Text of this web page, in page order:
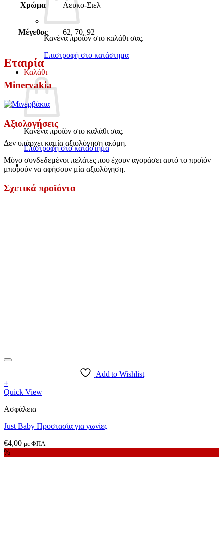
Κανένα προϊόν στο καλάθι σας.
Επιστροφή στο κατάστημα
Καλάθι
Κανένα προϊόν στο καλάθι σας.
Επιστροφή στο κατάστημα
Χρώμα Λευκο-Σιελ
Μέγεθος 62, 70, 92
Εταιρία
Minervakia
Αξιολογήσεις
Δεν υπάρχει καμία αξιολόγηση ακόμη.
Μόνο συνδεδεμένοι πελάτες που έχουν αγοράσει αυτό το προϊόν
μπορούν να αφήσουν μία αξιολόγηση.
Σχετικά προϊόντα
Add to Wishlist
+
Quick View
Ασφάλεια
Just Baby Προστασία για γωνίες
€4,00 με ΦΠΑ
%